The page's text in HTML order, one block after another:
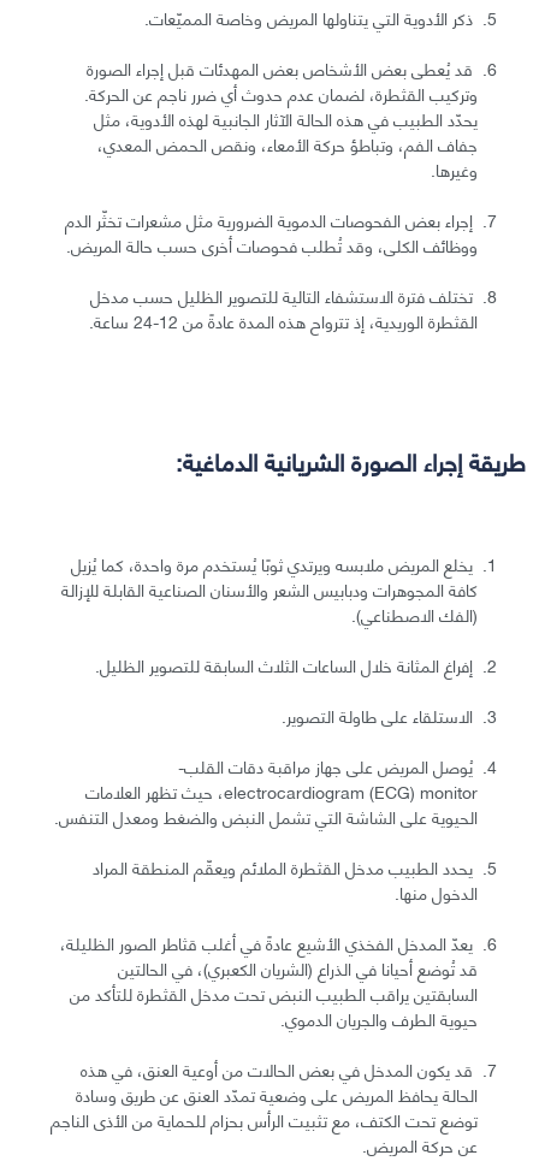
ذكر الأدوية التي يتناولها المريض وخاصة المميّعات.
قد يُعطى بعض الأشخاص بعض المهدئات قبل إجراء الصورة
وتركيب القثطرة، لضمان عدم حدوث أي ضرر ناجم عن الحركة.
يحدّد الطبيب في هذه الحالة الآثار الجانبية لهذه الأدوية، مثل
جفاف الفم، وتباطؤ حركة الأمعاء، ونقص الحمض المعدي،
وغيرها.
إجراء بعض الفحوصات الدموية الضرورية مثل مشعرات تخثّر الدم
ووظائف الكلى، وقد تُطلب فحوصات أخرى حسب حالة المريض.
تختلف فترة الاستشفاء التالية للتصوير الظليل حسب مدخل
القثطرة الوريدية، إذ تترواح هذه المدة عادةً من 12-24 ساعة.
طريقة إجراء الصورة الشريانية الدماغية:
يخلع المريض ملابسه ويرتدي ثوبًا يُستخدم مرة واحدة، كما يُزيل
كافة المجوهرات ودبابيس الشعر والأسنان الصناعية القابلة للإزالة
(الفك الاصطناعي).
إفراغ المثانة خلال الساعات الثلاث السابقة للتصوير الظليل.
الاستلقاء على طاولة التصوير.
يُوصل المريض على جهاز مراقبة دقات القلب-
electrocardiogram (ECG) monitor، حيث تظهر العلامات
الحيوية على الشاشة التي تشمل النبض والضغط ومعدل التنفس.
يحدد الطبيب مدخل القثطرة الملائم ويعقّم المنطقة المراد
الدخول منها.
يعدّ المدخل الفخذي الأشيع عادةً في أغلب قثاطر الصور الظليلة،
قد تُوضع أحيانا في الذراع (الشريان الكعبري)، في الحالتين
السابقتين يراقب الطبيب النبض تحت مدخل القثطرة للتأكد من
حيوية الطرف والجريان الدموي.
قد يكون المدخل في بعض الحالات من أوعية العنق، في هذه
الحالة يحافظ المريض على وضعية تمدّد العنق عن طريق وسادة
توضع تحت الكتف، مع تثبيت الرأس بحزام للحماية من الأذى الناجم
عن حركة المريض.